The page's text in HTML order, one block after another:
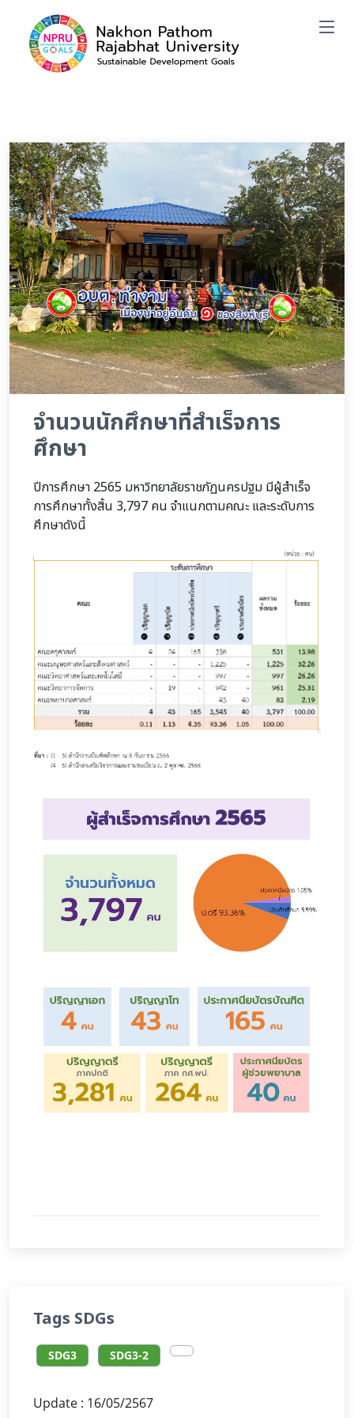
จำนวนนักศึกษาที่สำเร็จการ
ศึกษา
ปีการศึกษา 2565 มหาวิทยาลัยราชภัฏนครปฐม มีผู้สำเร็จ
การศึกษาทั้งสิ้น 3,797 คน จำแนกตามคณะ และระดับการ
ศึกษาดังนี้
Tags SDGs
SDG3 SDG3-2
Update : 16/05/2567